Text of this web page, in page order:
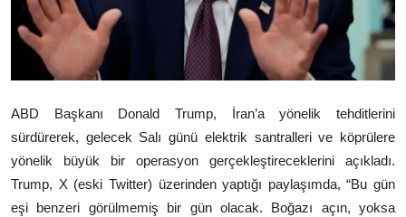
Türkçe
ABD Başkanı Donald Trump, İran’a yönelik tehditlerini
sürdürerek, gelecek Salı günü elektrik santralleri ve köprülere
yönelik büyük bir operasyon gerçekleştireceklerini açıkladı.
Trump, X (eski Twitter) üzerinden yaptığı paylaşımda, “Bu gün
eşi benzeri görülmemiş bir gün olacak. Boğazı açın, yoksa